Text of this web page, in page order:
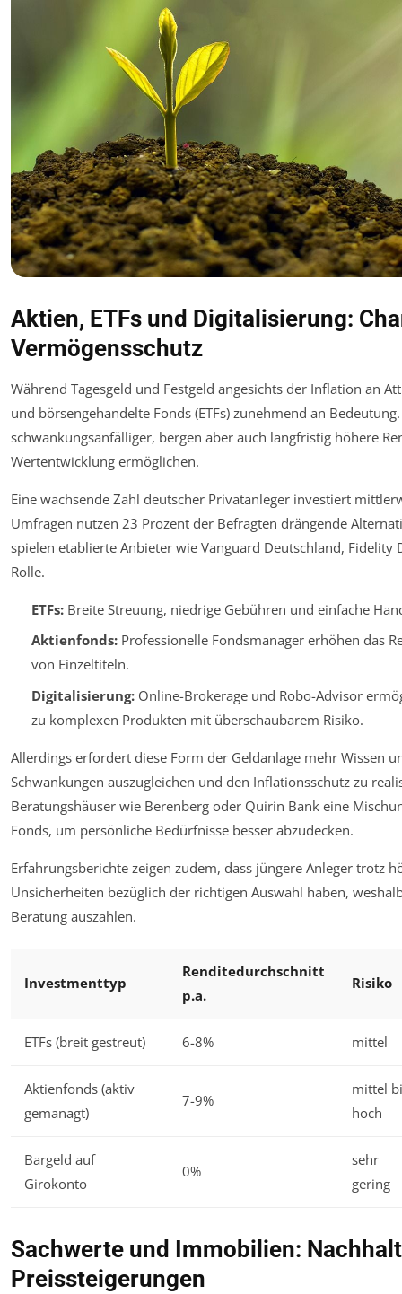
Aktien, ETFs und Digitalisierung:
Vermögensschutz
Während Tagesgeld und Festgeld angesichts der Inflation an
und börsengehandelte Fonds (ETFs) zunehmend an
schwankungsanfälliger, bergen aber auch langfristig höhere
Wertentwicklung ermöglichen.
Eine wachsende Zahl deutscher Privatanleger investiert
Umfragen nutzen 23 Prozent der Befragten drängende
spielen etablierte Anbieter wie Vanguard Deutschland, Fidelity
Rolle.
ETFs:Breite Streuung, niedrige Gebühren und einfache
Aktienfonds:Professionelle Fondsmanager erhöhen das
von Einzeltiteln.
Digitalisierung:Online-Brokerage und Robo-Advisor
zu komplexen Produkten mit überschaubarem Risiko.
Allerdings erfordert diese Form der Geldanlage mehr Wissen
Schwankungen auszugleichen und den Inflationsschutz zu
Beratungshäuser wie Berenberg oder Quirin Bank eine
Fonds, um persönliche Bedürfnisse besser abzudecken.
Erfahrungsberichte zeigen zudem, dass jüngere Anleger trotz
Unsicherheiten bezüglich der richtigen Auswahl haben,
Beratung auszahlen.
Investmenttyp
Renditedurchschnitt
p.a.
Risiko
ETFs (breit gestreut) 6-8% mittel
Aktienfonds (aktiv
gemanagt)
7-9%
mittel
hoch
Bargeld auf
Girokonto
0%
sehr
gering
Sachwerte und Immobilien:
Preissteigerungen